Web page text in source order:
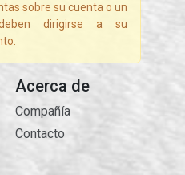
sobre su cuenta o un
dirigirse a su
Acerca de
Compañía
Contacto